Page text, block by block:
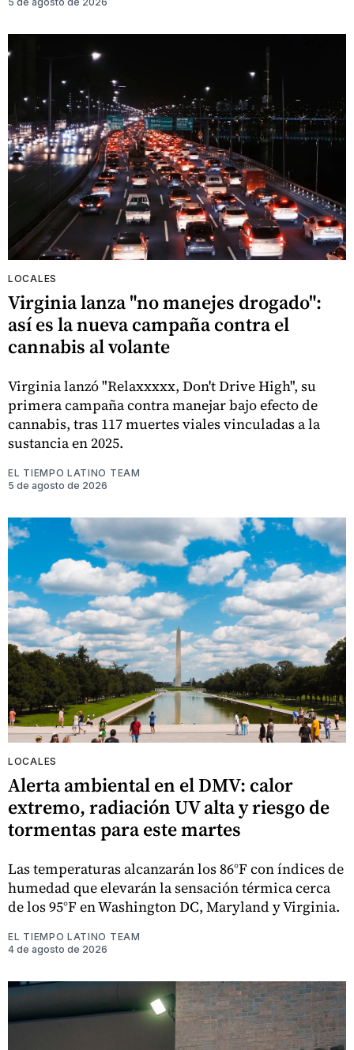
LOCALES
Virginia lanza "no manejes drogado":
así es la nueva campaña contra el
cannabis al volante
Virginia lanzó "Relaxxxxx, Don't Drive High", su
primera campaña contra manejar bajo efecto de
cannabis, tras 117 muertes viales vinculadas a la
sustancia en 2025.
EL TIEMPO LATINO TEAM
5 de agosto de 2026
LOCALES
Alerta ambiental en el DMV: calor
extremo, radiación UV alta y riesgo de
tormentas para este martes
Las temperaturas alcanzarán los 86°F con índices de
humedad que elevarán la sensación térmica cerca
de los 95°F en Washington DC, Maryland y Virginia.
EL TIEMPO LATINO TEAM
4 de agosto de 2026